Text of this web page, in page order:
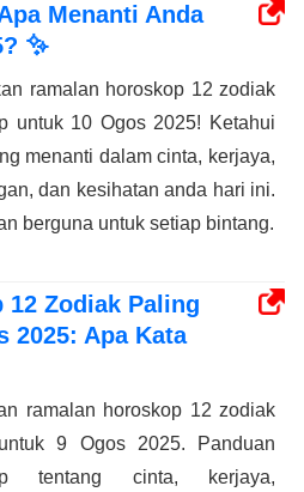
Menanti Anda
✨
ramalan horoskop 12 zodiak
untuk 10 Ogos 2025! Ketahui
menanti dalam cinta, kerjaya,
dan kesihatan anda hari ini.
berguna untuk setiap bintang.
12 Zodiak Paling
2025: Apa Kata
ramalan horoskop 12 zodiak
9 Ogos 2025. Panduan
tentang cinta, kerjaya,